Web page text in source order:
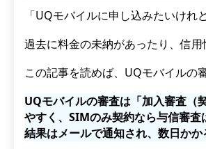
「UQモバイルに申し込みたいけ
過去に料金の未納があったり、信
この記事を読めば、UQモバイルの
UQモバイルの審査は「加入審査（
やすく、SIMのみ契約なら与信審査
結果はメールで通知され、数日かか